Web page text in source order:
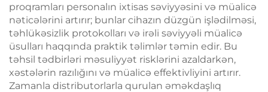
proqramları personalın ixtisas səviyyəsini və müalicə
nəticələrini artırır; bunlar cihazın düzgün işlədilməsi,
təhlükəsizlik protokolları və irəli səviyyəli müalicə
üsulları haqqında praktik təlimlər təmin edir. Bu
təhsil tədbirləri məsuliyyət risklərini azaldarkən,
xəstələrin razılığını və müalicə effektivliyini artırır.
Zamanla distributorlarla qurulan əməkdaşlıq